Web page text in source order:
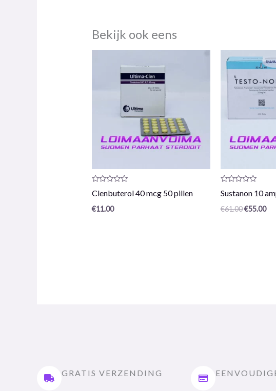
Bekijk ook eens
Productrecensie:
0
5
Clenbuterol 40 mcg 50 pillen
€11.00
Productrecensie:
0
5
Sustanon 10
€61.00
was:
€61,00.
€55.00
is:
GRATIS VERZENDING